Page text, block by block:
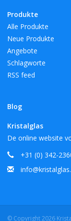
Produkte
Alle Produkte
Neue Produkte
Angebote
Schlagworte
RSS feed
Blog
Kristalglas
De online website
+31 (0) 342-
© Copyright 2026